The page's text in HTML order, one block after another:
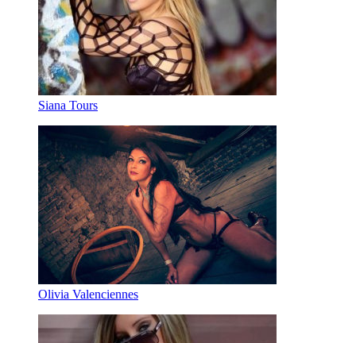
Siana Tours
Olivia Valenciennes